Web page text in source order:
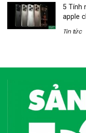
5 Tính
apple
Tin tức